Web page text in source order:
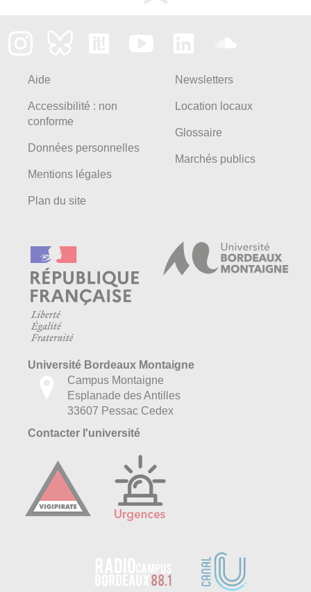
Aide
Accessibilité : non
conforme
Données personnelles
Mentions légales
Plan du site
Newsletters
Location locaux
Glossaire
Marchés publics
Université Bordeaux Montaigne
Campus Montaigne
Esplanade des Antilles
33607 Pessac Cedex
Contacter l'université